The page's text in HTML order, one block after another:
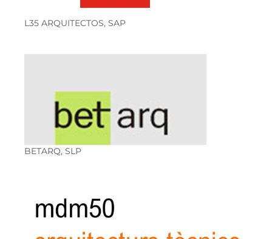
L35 ARQUITECTOS, SAP
BETARQ, SLP